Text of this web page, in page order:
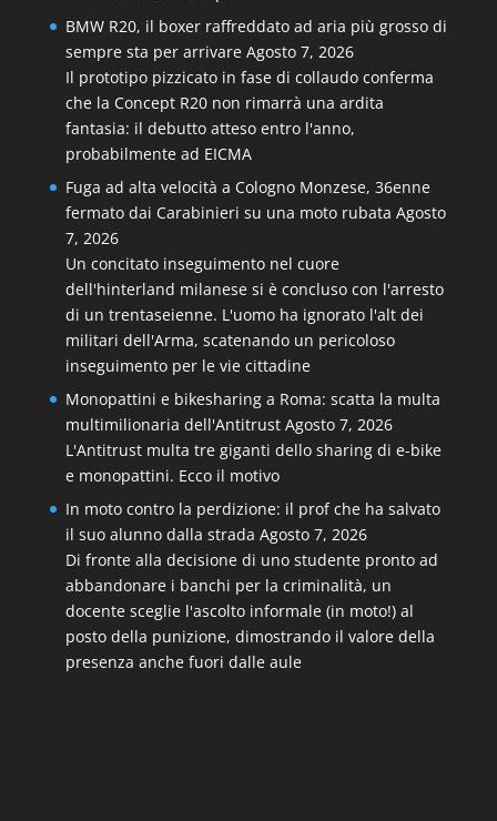
BMW R20, il boxer raffreddato ad aria più grosso di
sempre sta per arrivare Agosto 7, 2026
Il prototipo pizzicato in fase di collaudo conferma
che la Concept R20 non rimarrà una ardita
fantasia: il debutto atteso entro l'anno,
probabilmente ad EICMA
Fuga ad alta velocità a Cologno Monzese, 36enne
fermato dai Carabinieri su una moto rubata Agosto
7, 2026
Un concitato inseguimento nel cuore
dell'hinterland milanese si è concluso con l'arresto
di un trentaseienne. L'uomo ha ignorato l'alt dei
militari dell'Arma, scatenando un pericoloso
inseguimento per le vie cittadine
Monopattini e bikesharing a Roma: scatta la multa
multimilionaria dell'Antitrust Agosto 7, 2026
L'Antitrust multa tre giganti dello sharing di e-bike
e monopattini. Ecco il motivo
In moto contro la perdizione: il prof che ha salvato
il suo alunno dalla strada Agosto 7, 2026
Di fronte alla decisione di uno studente pronto ad
abbandonare i banchi per la criminalità, un
docente sceglie l'ascolto informale (in moto!) al
posto della punizione, dimostrando il valore della
presenza anche fuori dalle aule